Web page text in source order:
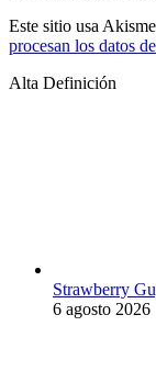
Este sitio usa
procesan los datos
Alta Definición
Strawberry
6 agosto 2026